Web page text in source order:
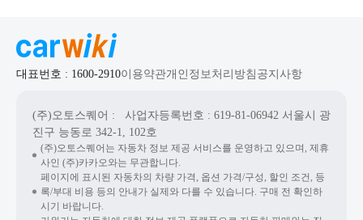
대표번호 : 1600-2910이용약관개인정보처리방침 공지사항
(주)오토스퀘어 : 사업자등록번호 : 619-81-06942 서울시 광
진구 능동로 342-1, 102호
(주)오토스퀘어는 자동차 정보 제공 서비스를 운영하고 있으며, 제휴
사인 (주)카카오와는 무관합니다.
페이지에 표시된 자동차의 차량 가격, 옵션 가격/구성, 할인 조건, 등
록/부대 비용 등의 안내가 실제와 다를 수 있습니다. 구매 전 확인하
시기 바랍니다.